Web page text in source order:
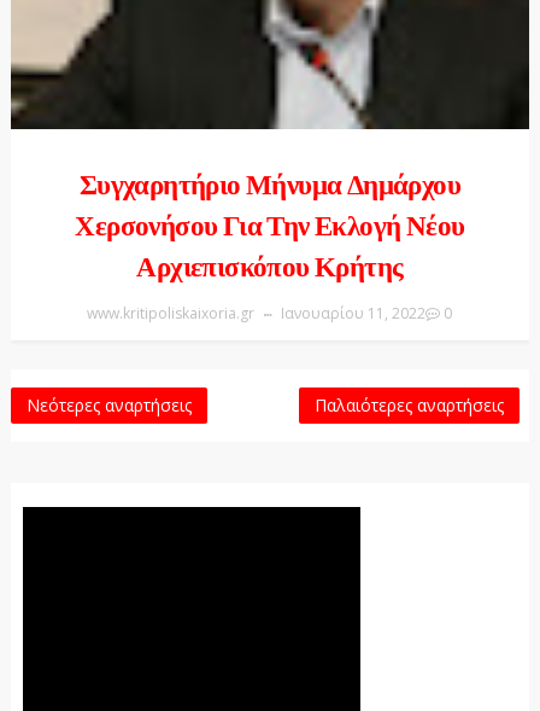
Συγχαρητήριο Μήνυμα Δημάρχου
Χερσονήσου Για Την Εκλογή Νέου
Αρχιεπισκόπου Κρήτης
www.kritipoliskaixoria.gr Ιανουαρίου 11, 2022 0
Νεότερες αναρτήσεις Παλαιότερες αναρτήσεις